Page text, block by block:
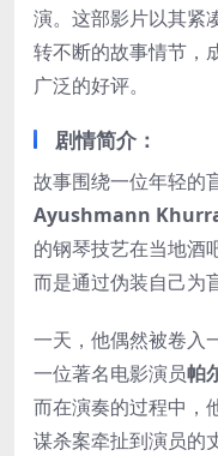
演。这部影片以其紧
转不断的故事情节，
广泛的好评。
剧情简介 ：
故事围绕一位年轻的
Ayushmann
的钢琴技艺在当地酒
而是通过伪装自己为
一天，他偶然被卷入
一位著名电影演员帕
而在演奏的过程中，
谋杀案牵扯到演员